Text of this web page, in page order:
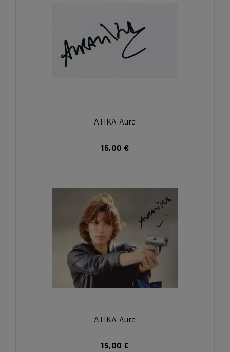
ATIKA Aure
15,00 €
ATIKA Aure
15,00 €